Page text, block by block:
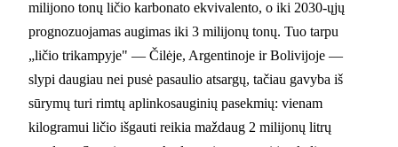
milijono tonų ličio karbonato ekvivalento, o iki 2030-ųjų
prognozuojamas augimas iki 3 milijonų tonų. Tuo tarpu
„ličio trikampyje" — Čilėje, Argentinoje ir Bolivijoje —
slypi daugiau nei pusė pasaulio atsargų, tačiau gavyba iš
sūrymų turi rimtų aplinkosauginių pasekmių: vienam
kilogramui ličio išgauti reikia maždaug 2 milijonų litrų